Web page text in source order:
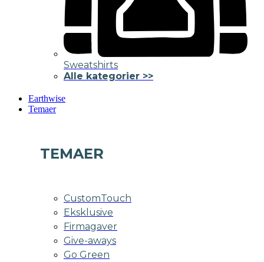
Sweatshirts
Alle kategorier >>
Earthwise
Temaer
TEMAER
CustomTouch
Eksklusive
Firmagaver
Give-aways
Go Green